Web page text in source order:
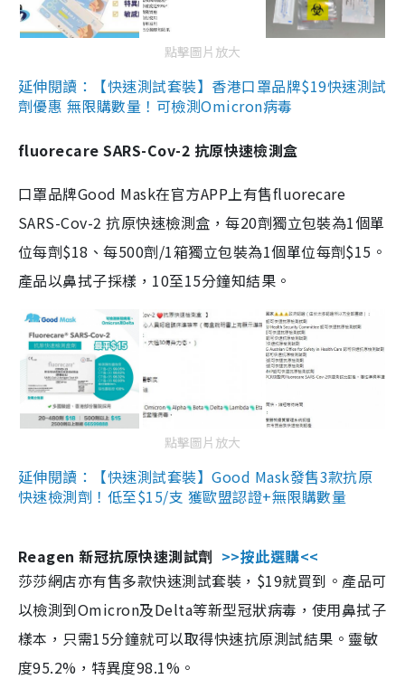
點擊圖片放大
延伸閱讀：【快速測試套裝】香港口罩品牌$19快速測試
劑優惠 無限購數量！可檢測Omicron病毒
fluorecare SARS-Cov-2 抗原快速檢測盒
口罩品牌Good Mask在官方APP上有售fluorecare
SARS-Cov-2 抗原快速檢測盒，每20劑獨立包裝為1個單
位每劑$18、每500劑/1箱獨立包裝為1個單位每劑$15。
產品以鼻拭子採樣，10至15分鐘知結果。
點擊圖片放大
延伸閱讀：【快速測試套裝】Good Mask發售3款抗原
快速檢測劑！低至$15/支 獲歐盟認證+無限購數量
Reagen 新冠抗原快速測試劑 >>按此選購<<
莎莎網店亦有售多款快速測試套裝，$19就買到。產品可
以檢測到Omicron及Delta等新型冠狀病毒，使用鼻拭子
樣本，只需15分鐘就可以取得快速抗原測試結果。靈敏
度95.2%，特異度98.1%。